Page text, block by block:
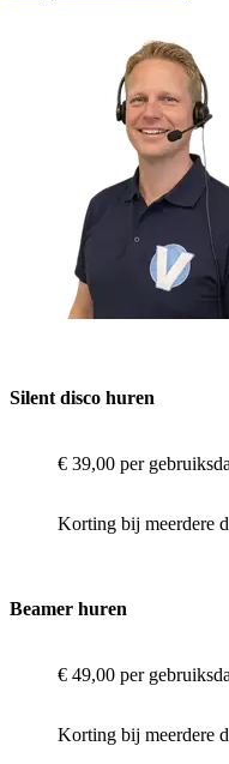
Silent disco huren
€ 39,00 per
Korting bij meerdere
Beamer huren
€ 49,00 per
Korting bij meerdere